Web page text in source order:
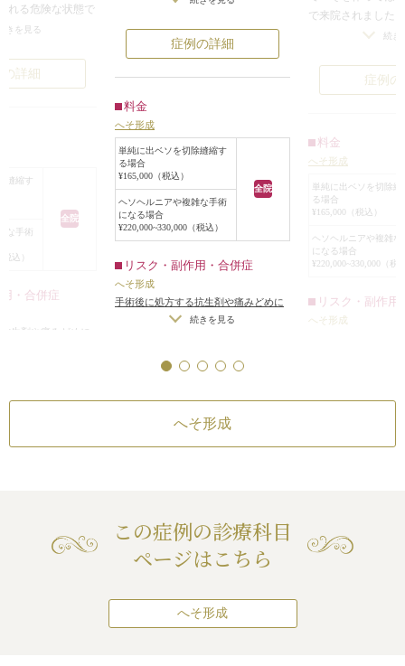
れる危険な状態で
らみを取り除いて
配もなくなりまし
ちろんですが、健
きを見る
詳細
縫縮す
全院
な手術
込）
・合併症
生剤や痛みどめに
ある/傷跡が肥厚
色々と悩みがあるものですよね。
へそ形成の手術はとても簡単なも
の。余分な飛び出しをカットして縫
少ないものです。
症例の詳細
料金
へそ形成
単純に出ベソを切除縫縮す
る場合
¥165,000（税込）
全院
ヘソヘルニアや複雑な手術
になる場合
¥220,000~330,000（税込）
リスク・副作用・合併症
へそ形成
手術後に処方する抗生剤や痛みどめに
よるアレルギー症状/仕上がりのわず
形にならないことがある/ 傷跡が肥厚
続きを見る
で来院されました。
へそがないため、
や海水浴にも行け
んでいらっしゃい
そがなくなってし
した。
手術は局所麻酔で
本来へそがあるべ
含めて菱形の皮弁
弁どうしを縫合し
の窪みをつくりま
へその上下に傷が
続き
症例
料金
へそ形成
単純に出ベソを切除縫
る場合
¥165,000（税込）
ヘソヘルニアや複雑な
になる場合
¥220,000~330,000（税
リスク・副作用
へそ形成
へそ形成
この症例の診療科目
ページはこちら
へそ形成